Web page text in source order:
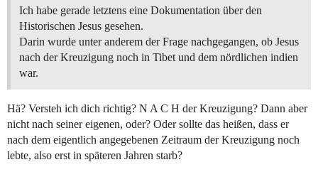
Ich habe gerade letztens eine Dokumentation über den
Historischen Jesus gesehen.
Darin wurde unter anderem der Frage nachgegangen, ob Jesus
nach der Kreuzigung noch in Tibet und dem nördlichen indien
war.
Hä? Versteh ich dich richtig? N A C H der Kreuzigung? Dann aber
nicht nach seiner eigenen, oder? Oder sollte das heißen, dass er
nach dem eigentlich angegebenen Zeitraum der Kreuzigung noch
lebte, also erst in späteren Jahren starb?